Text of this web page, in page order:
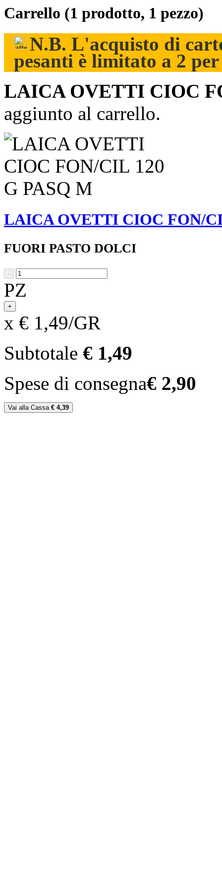
Carrello (1 prodotto, 1 pezzo)
N.B. L'acquisto di
pesanti è limitato a 2 per
LAICA OVETTI CIOC
aggiunto al carrello.
LAICA OVETTI CIOC FON/
FUORI PASTO DOLCI
-
PZ
+
x € 1,49/GR
Subtotale € 1,49
Spese di consegna€ 2,90
Vai alla Cassa € 4,39